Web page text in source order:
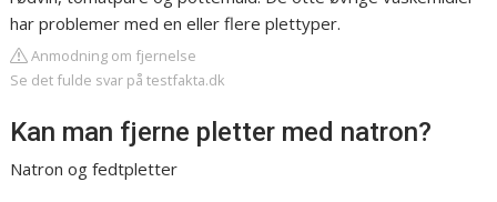
har problemer med en eller flere plettyper.
Anmodning om fjernelse
Se det fulde svar på testfakta.dk
Kan man fjerne pletter med natron?
Natron og fedtpletter